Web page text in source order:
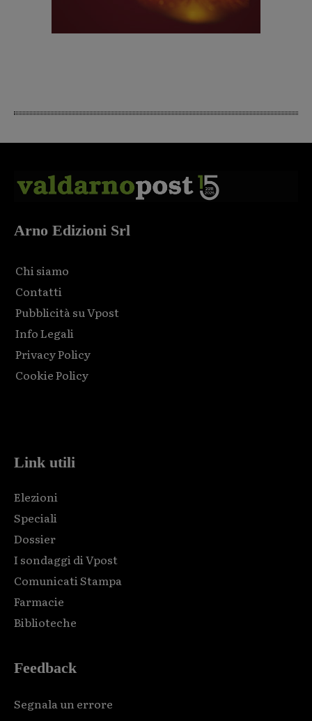
Arno Edizioni Srl
Chi siamo
Contatti
Pubblicità su Vpost
Info Legali
Privacy Policy
Cookie Policy
Link utili
Elezioni
Speciali
Dossier
I sondaggi di Vpost
Comunicati Stampa
Farmacie
Biblioteche
Feedback
Segnala un errore